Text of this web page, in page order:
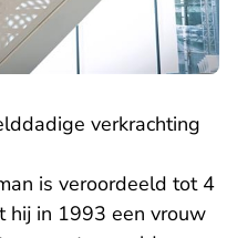
verkrachting
is veroordeeld tot 4
hij in 1993 een vrouw